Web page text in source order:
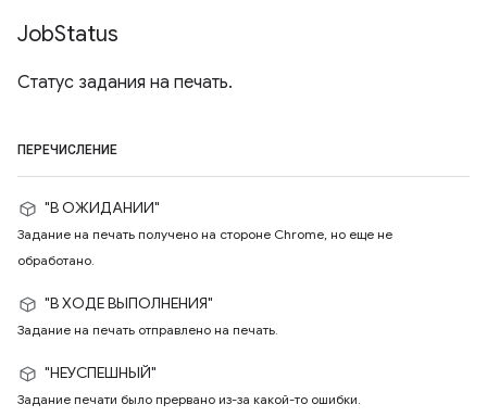
JobStatus
Статус задания на печать.
ПЕРЕЧИСЛЕНИЕ
"В ОЖИДАНИИ"
Задание на печать получено на стороне Chrome, но еще не
обработано.
"В ХОДЕ ВЫПОЛНЕНИЯ"
Задание на печать отправлено на печать.
"НЕУСПЕШНЫЙ"
Задание печати было прервано из-за какой-то ошибки.